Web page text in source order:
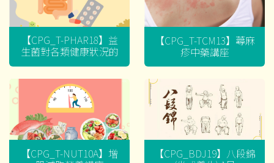
【CPG_T-PHAR18】益
生菌對各類健康狀況的
迷思
【CPG_T-TCM13】蕁麻
疹中藥講座
【CPG_T-NUT10A】增 【CPG_BDJ19】八段錦